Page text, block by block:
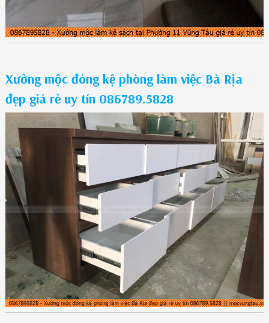
Xưởng mộc đóng kệ phòng làm việc Bà Rịa
đẹp giá rẻ uy tín 086789.5828